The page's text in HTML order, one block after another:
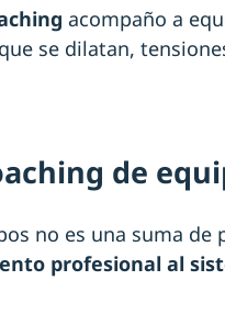
acompaño a
se dilatan,
de
no es una suma de
profesional al